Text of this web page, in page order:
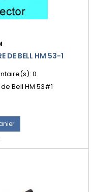
DE BELL HM 53-1
0
Bell HM 53#1